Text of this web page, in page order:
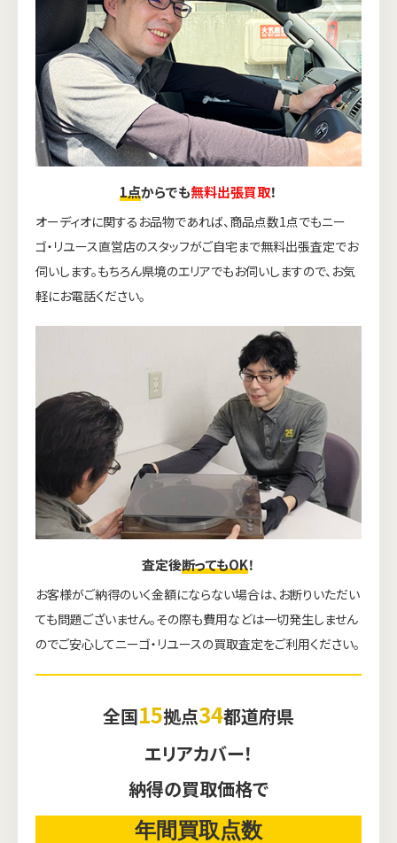
1点からでも無料出張買取！
オーディオに関するお品物であれば、商品点数1点でもニー
ゴ・リユース直営店のスタッフがご自宅まで無料出張査定でお
伺いします。もちろん県境のエリアでもお伺いしますので、お気
軽にお電話ください。
査定後断ってもOK！
お客様がご納得のいく金額にならない場合は、お断りいただい
ても問題ございません。その際も費用などは一切発生しません
のでご安心してニーゴ・リユースの買取査定をご利用ください。
全国15拠点34都道府県
エリアカバー！
納得の買取価格で
年間買取点数